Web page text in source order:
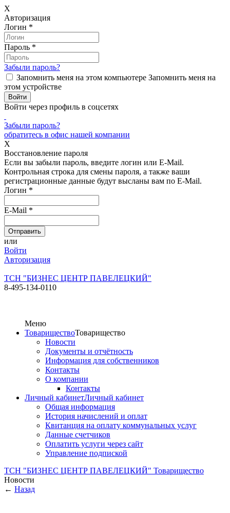
X
Авторизация
Логин *
Пароль *
Забыли пароль?
Запомнить меня на этом компьютере Запомнить меня на
этом устройстве
Войти через профиль в соцсетях
Забыли пароль?
обратитесь в офис нашей компании
X
Восстановление пароля
Если вы забыли пароль, введите логин или E-Mail.
Контрольная строка для смены пароля, а также ваши
регистрационные данные будут высланы вам по E-Mail.
Логин *
E-Mail *
или
Войти
Авторизация
ТСН "БИЗНЕС ЦЕНТР ПАВЕЛЕЦКИЙ"
8-495-134-0110
Меню
ТовариществоТоварищество
Новости
Документы и отчётность
Информация для собственников
Контакты
О компании
Контакты
Личный кабинетЛичный кабинет
Общая информация
История начислений и оплат
Квитанция на оплату коммунальных услуг
Данные счетчиков
Оплатить услуги через сайт
Управление подпиской
ТСН "БИЗНЕС ЦЕНТР ПАВЕЛЕЦКИЙ" Товарищество
Новости
← Назад